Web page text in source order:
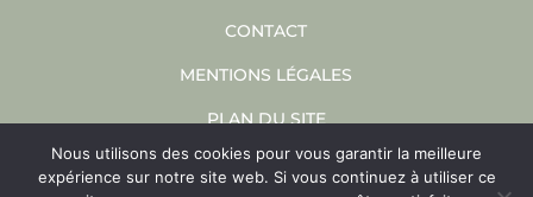
CONTACT
MENTIONS LÉGALES
PLAN DU SITE
SITE INTERNET ET RÉFÉRENCEMENT
Nous utilisons des cookies pour vous garantir la meilleure
expérience sur notre site web. Si vous continuez à utiliser ce